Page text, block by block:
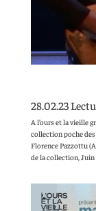
28.02.23
A l’ours et la vieille
collection poche des
Florence Pazzottu
de la collection,